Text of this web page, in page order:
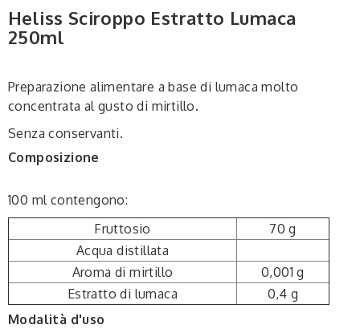
Heliss Sciroppo Estratto Lumaca
250ml
Preparazione alimentare a base di lumaca molto
concentrata al gusto di mirtillo.
Senza conservanti.
Composizione
100 ml contengono:
Fruttosio
70 g
Acqua distillata
Aroma di mirtillo
0,001 g
Estratto di lumaca
0,4 g
Modalità d'uso